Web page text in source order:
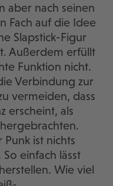
aber nach seinen
Fach auf die Idee
Slapstick-Figur
Außerdem erfüllt
Funktion nicht.
Verbindung zur
vermeiden, dass
erscheint, als
ist nichts
einfach lässt
Wie viel